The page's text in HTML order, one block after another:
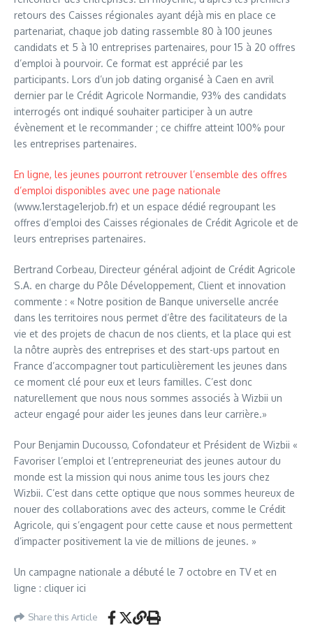
retours des Caisses régionales ayant déjà mis en place ce
partenariat, chaque job dating rassemble 80 à 100 jeunes
candidats et 5 à 10 entreprises partenaires, pour 15 à 20 offres
d’emploi à pourvoir. Ce format est apprécié par les
participants. Lors d’un job dating organisé à Caen en avril
dernier par le Crédit Agricole Normandie, 93% des candidats
interrogés ont indiqué souhaiter participer à un autre
évènement et le recommander ; ce chiffre atteint 100% pour
les entreprises partenaires.
En ligne, les jeunes pourront retrouver l’ensemble des offres
d’emploi disponibles avec une page nationale
(www.1erstage1erjob.fr) et un espace dédié regroupant les
offres d’emploi des Caisses régionales de Crédit Agricole et de
leurs entreprises partenaires.
Bertrand Corbeau, Directeur général adjoint de Crédit Agricole
S.A. en charge du Pôle Développement, Client et innovation
commente : « Notre position de Banque universelle ancrée
dans les territoires nous permet d’être des facilitateurs de la
vie et des projets de chacun de nos clients, et la place qui est
la nôtre auprès des entreprises et des start-ups partout en
France d’accompagner tout particulièrement les jeunes dans
ce moment clé pour eux et leurs familles. C’est donc
naturellement que nous nous sommes associés à Wizbii un
acteur engagé pour aider les jeunes dans leur carrière.»
Pour Benjamin Ducousso, Cofondateur et Président de Wizbii «
Favoriser l’emploi et l’entrepreneuriat des jeunes autour du
monde est la mission qui nous anime tous les jours chez
Wizbii. C’est dans cette optique que nous sommes heureux de
nouer des collaborations avec des acteurs, comme le Crédit
Agricole, qui s’engagent pour cette cause et nous permettent
d’impacter positivement la vie de millions de jeunes. »
Un campagne nationale a débuté le 7 octobre en TV et en
ligne : cliquer ici
Share this Article